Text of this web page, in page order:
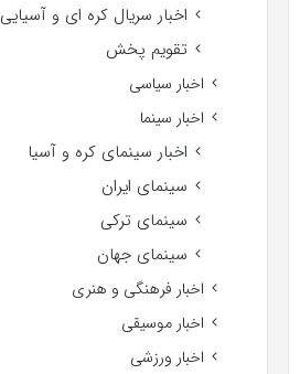
اخبار سریال کره ای و آسیایی
تقویم پخش
اخبار سیاسی
اخبار سینما
اخبار سینمای کره و آسیا
سینمای ایران
سینمای ترکی
سینمای جهان
اخبار فرهنگی و هنری
اخبار موسیقی
اخبار ورزشی